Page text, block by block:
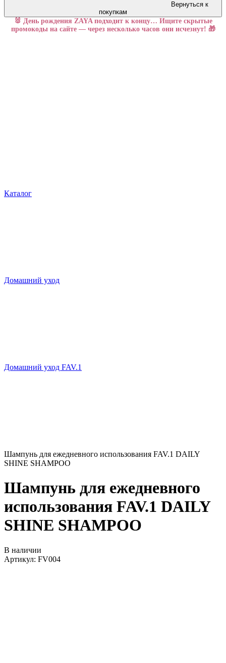
Вернуться к
покупкам
🐰 День рождения ZAYA подходит к концу… Ищите скрытые
промокоды на сайте — через несколько часов они исчезнут! 🎁
Каталог
Домашний уход
Домашний уход FAV.1
Шампунь для ежедневного использования FAV.1 DAILY
SHINE SHAMPOO
Шампунь для ежедневного
использования FAV.1 DAILY
SHINE SHAMPOO
В наличии
Артикул: FV004